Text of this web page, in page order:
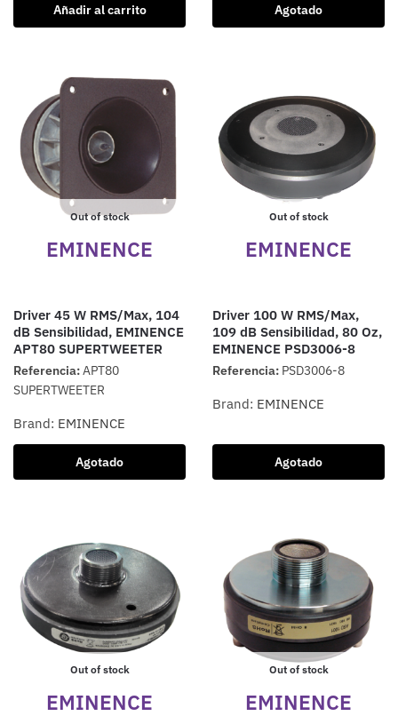
Añadir al carrito Agotado
Out of stock
EMINENCE
Driver 45 W RMS/Max, 104
dB Sensibilidad, EMINENCE
APT80 SUPERTWEETER
Referencia:APT80
SUPERTWEETER
Brand: EMINENCE
Agotado
Out of stock
EMINENCE
Driver 100 W RMS/Max,
109 dB Sensibilidad, 80 Oz,
EMINENCE PSD3006-8
Referencia: PSD3006-8
Brand: EMINENCE
Agotado
Out of stock
EMINENCE
Out of stock
EMINENCE